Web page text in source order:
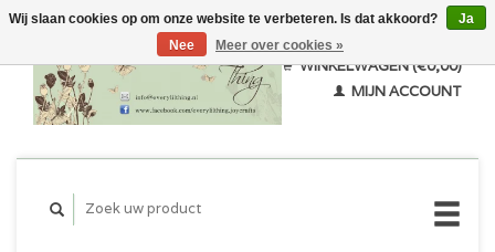
WINKELWAGEN (€0,00)
MIJN ACCOUNT
Wij slaan cookies op om onze website te verbeteren. Is dat akkoord?
Ja
Nee
Meer over cookies »